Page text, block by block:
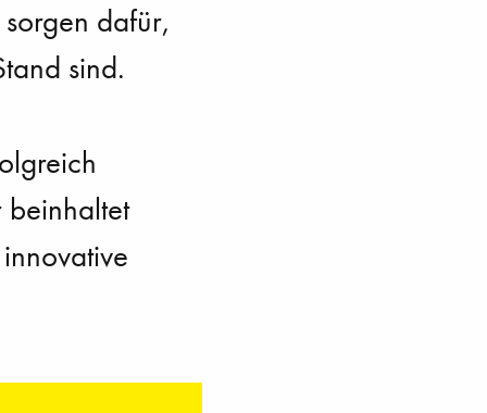
dafür,
sind.
beinhaltet